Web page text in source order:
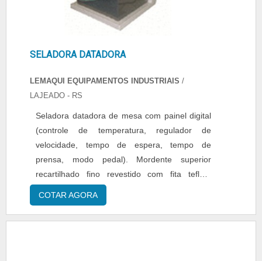
clientes no mercado.
SELADORA DATADORA
LEMAQUI EQUIPAMENTOS INDUSTRIAIS /
LAJEADO - RS
Seladora datadora de mesa com painel digital
(controle de temperatura, regulador de
velocidade, tempo de espera, tempo de
prensa, modo pedal). Mordente superior
recartilhado fino revestido com fita teflon,
mordente inferior com silicone. Gabinete
construído em aço carbono com tratamento
COTAR AGORA